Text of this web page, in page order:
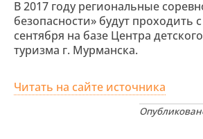
В 2017 году региональные
безопасности» будут проходить
сентября на базе Центра
туризма г. Мурманска.
Читать на сайте источника